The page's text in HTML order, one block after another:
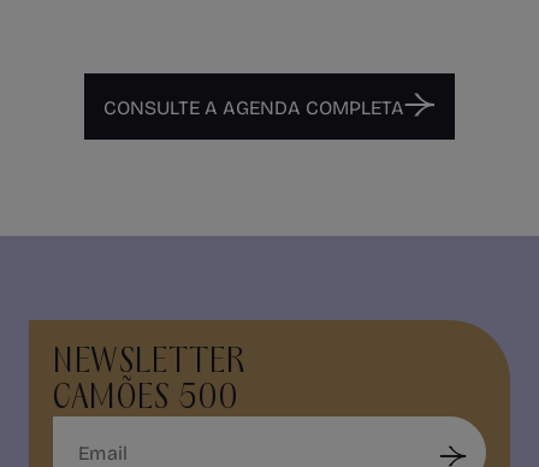
CONSULTE A AGENDA COMPLETA
NEWSLETTER
CAMÕES 500